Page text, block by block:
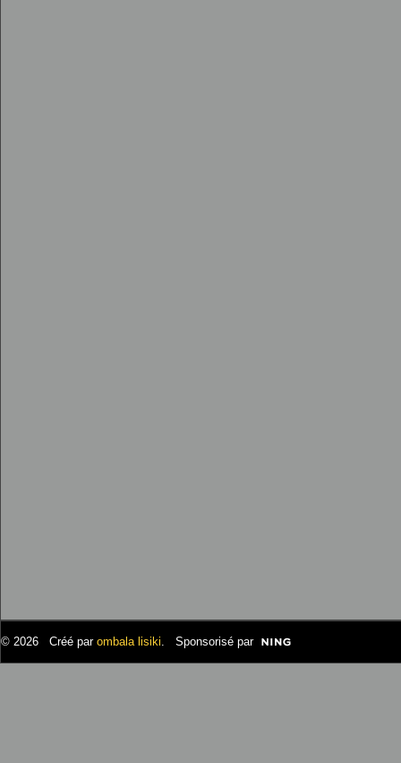
© 2026 Créé par ombala lisiki. Sponsorisé par